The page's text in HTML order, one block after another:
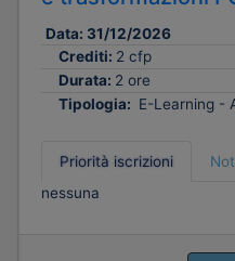
Data: 31/12/2026
Crediti: 2 cfp
Durata: 2 ore
Tipologia: E-Learning -
Priorità iscrizioni
nessuna